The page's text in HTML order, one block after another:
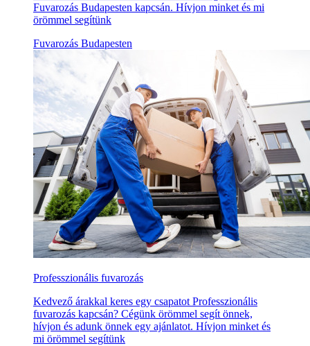
Fuvarozás Budapesten kapcsán. Hívjon minket és mi
örömmel segítünk
Fuvarozás Budapesten
Professzionális fuvarozás
Kedvező árakkal keres egy csapatot Professzionális
fuvarozás kapcsán? Cégünk örömmel segít önnek,
hívjon és adunk önnek egy ajánlatot. Hívjon minket és
mi örömmel segítünk